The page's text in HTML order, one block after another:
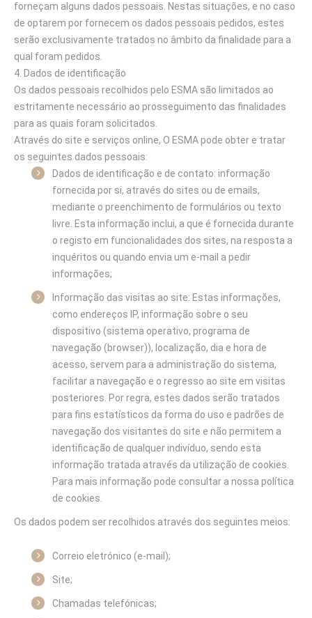
forneçam alguns dados pessoais. Nestas situações, e no caso
de optarem por fornecem os dados pessoais pedidos, estes
serão exclusivamente tratados no âmbito da finalidade para a
qual foram pedidos.
Dados de identificação
Os dados pessoais recolhidos pelo ESMA são limitados ao
estritamente necessário ao prosseguimento das finalidades
para as quais foram solicitados.
Através do site e serviços online, O ESMA pode obter e tratar
os seguintes dados pessoais:
Dados de identificação e de contato: informação
fornecida por si, através do sites ou de emails,
mediante o preenchimento de formulários ou texto
livre. Esta informação inclui, a que é fornecida durante
o registo em funcionalidades dos sites, na resposta a
inquéritos ou quando envia um e-mail a pedir
informações;
Informação das visitas ao site: Estas informações,
como endereços IP, informação sobre o seu
dispositivo (sistema operativo, programa de
navegação (browser)), localização, dia e hora de
acesso, servem para a administração do sistema,
facilitar a navegação e o regresso ao site em visitas
posteriores. Por regra, estes dados serão tratados
para fins estatísticos da forma do uso e padrões de
navegação dos visitantes do site e não permitem a
identificação de qualquer indivíduo, sendo esta
informação tratada através da utilização de cookies.
Para mais informação pode consultar a nossa política
de cookies.
Os dados podem ser recolhidos através dos seguintes meios:
Correio eletrónico (e-mail);
Site;
Chamadas telefónicas;